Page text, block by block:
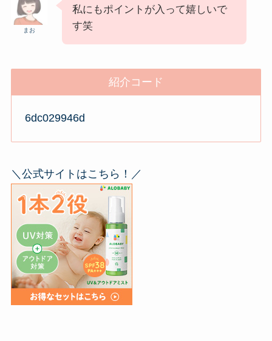
まお
私にもポイントが入って嬉しいで
す笑
紹介コード
6dc029946d
＼公式サイトはこちら！／